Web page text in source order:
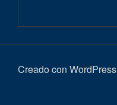
Creado con WordPress